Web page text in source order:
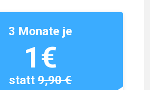
3 Monate je
1€
statt9,90 €